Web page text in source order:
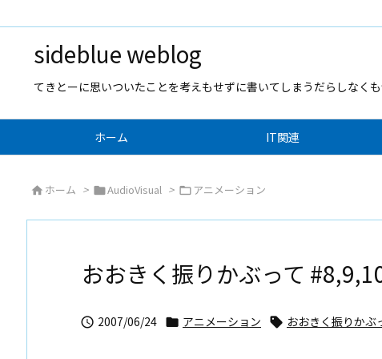
sideblue weblog
てきとーに思いついたことを考えもせずに書いてしまうだらしなく
ホーム IT関連
 ホーム > AudioVisual > アニメーション
おおきく振りかぶって
 2007/06/24  アニメーション  おおきく振りかぶ